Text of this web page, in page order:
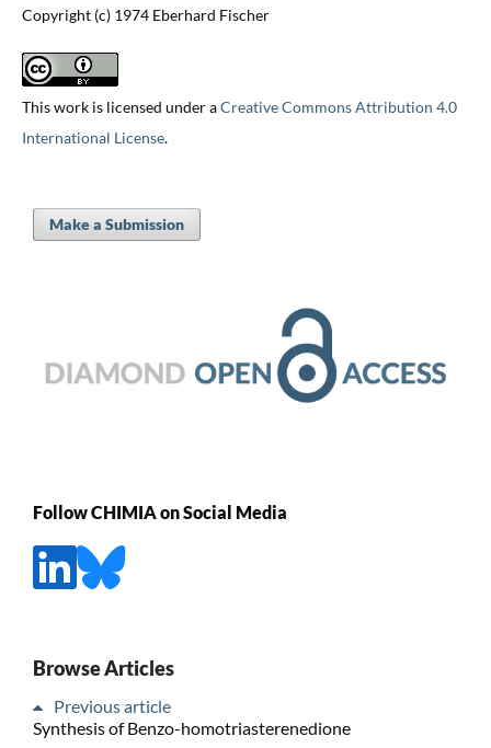
Copyright (c) 1974 Eberhard Fischer
This work is licensed under aCreative Commons Attribution 4.0
International License.
Make a Submission
Follow CHIMIA on Social Media
Browse Articles
Previous article
Synthesis of Benzo-homotriasterenedione